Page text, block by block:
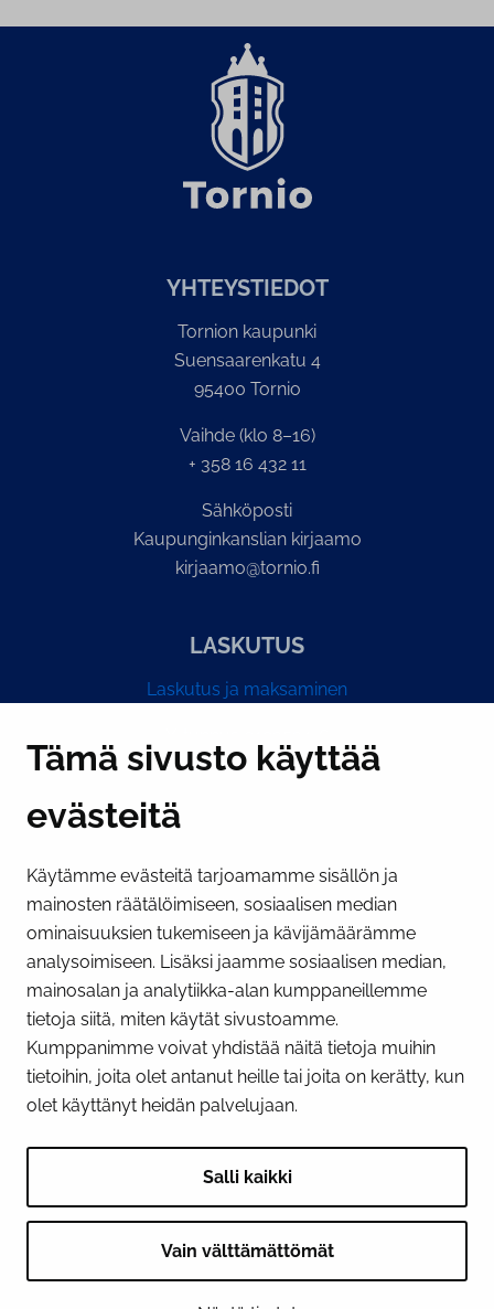
Tämä sivusto käyttää
evästeitä
Käytämme evästeitä tarjoamamme sisällön ja
mainosten räätälöimiseen, sosiaalisen median
ominaisuuksien tukemiseen ja kävijämäärämme
analysoimiseen. Lisäksi jaamme sosiaalisen median,
mainosalan ja analytiikka-alan kumppaneillemme
tietoja siitä, miten käytät sivustoamme.
Kumppanimme voivat yhdistää näitä tietoja muihin
tietoihin, joita olet antanut heille tai joita on kerätty, kun
olet käyttänyt heidän palvelujaan.
Salli kaikki
Vain välttämättömät
YH­TEYS­TIE­DOT
Tornion kaupunki
Suensaarenkatu 4
95400 Tornio
Vaihde (klo 8–16)
+ 358 16 432 11
Sähköposti
Kaupunginkanslian kirjaamo
kirjaamo@tornio.fi
LASKUTUS
Laskutus ja maksaminen
PI­KA­LINK­KE­JÄ
Näytä evästeasetukseni
SOSIAALINEN MEDIA
Facebook InstagramYouTube